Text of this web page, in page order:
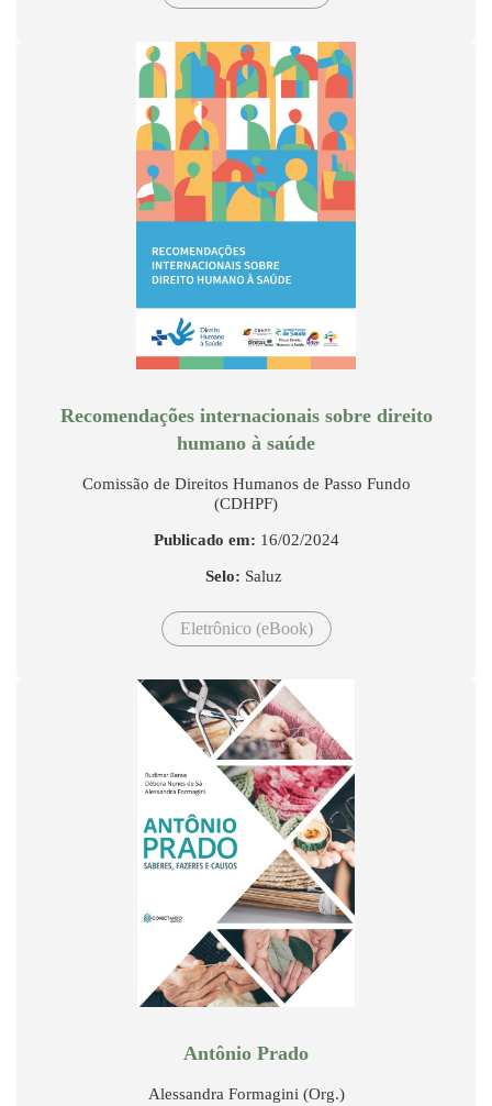
Recomendações internacionais sobre direito
humano à saúde
Comissão de Direitos Humanos de Passo Fundo
(CDHPF)
Publicado em: 16/02/2024
Selo: Saluz
Eletrônico (eBook)
Antônio Prado
Alessandra Formagini (Org.)